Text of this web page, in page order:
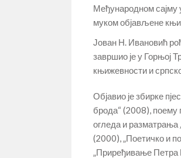
Међународном сајму
муком објављене
Јован Н. Ивановић
завршио је у Горњој
књижевности и
Објавио је збирке
брода“ (2008), поему
огледа и
(2000), „Поетичко и
„Приређивање Петра